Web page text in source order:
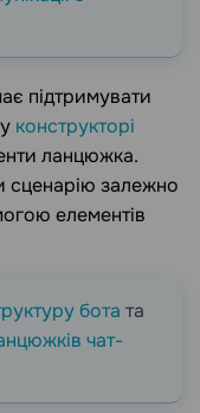
підтримувати
конструкторі
ланцюжка.
сценарію залежно
елементів
бота та
чат-